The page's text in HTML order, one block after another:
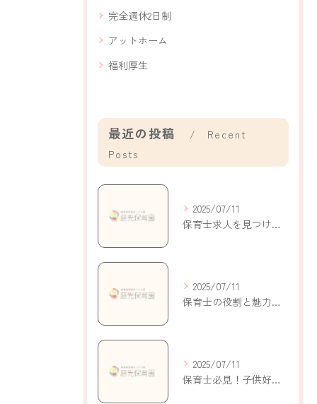
完全週休2日制
アットホーム
福利厚生
最近の投稿
Recent
Posts
2025/07/11
保育士求人を見つけるための戦略と実践的なヒント
2025/07/11
保育士の役割と魅力～子どもの成長を支える仕事の重要性を知る
2025/07/11
保育士必見！子供好きな人のための効果的な声かけアプローチ